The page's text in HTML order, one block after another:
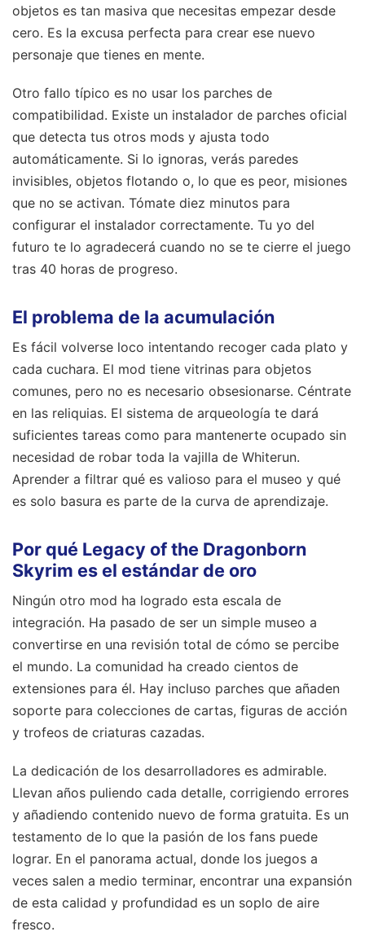
objetos es tan masiva que necesitas empezar desde
cero. Es la excusa perfecta para crear ese nuevo
personaje que tienes en mente.
Otro fallo típico es no usar los parches de
compatibilidad. Existe un instalador de parches oficial
que detecta tus otros mods y ajusta todo
automáticamente. Si lo ignoras, verás paredes
invisibles, objetos flotando o, lo que es peor, misiones
que no se activan. Tómate diez minutos para
configurar el instalador correctamente. Tu yo del
futuro te lo agradecerá cuando no se te cierre el juego
tras 40 horas de progreso.
El problema de la acumulación
Es fácil volverse loco intentando recoger cada plato y
cada cuchara. El mod tiene vitrinas para objetos
comunes, pero no es necesario obsesionarse. Céntrate
en las reliquias. El sistema de arqueología te dará
suficientes tareas como para mantenerte ocupado sin
necesidad de robar toda la vajilla de Whiterun.
Aprender a filtrar qué es valioso para el museo y qué
es solo basura es parte de la curva de aprendizaje.
Por qué Legacy of the Dragonborn
Skyrim es el estándar de oro
Ningún otro mod ha logrado esta escala de
integración. Ha pasado de ser un simple museo a
convertirse en una revisión total de cómo se percibe
el mundo. La comunidad ha creado cientos de
extensiones para él. Hay incluso parches que añaden
soporte para colecciones de cartas, figuras de acción
y trofeos de criaturas cazadas.
La dedicación de los desarrolladores es admirable.
Llevan años puliendo cada detalle, corrigiendo errores
y añadiendo contenido nuevo de forma gratuita. Es un
testamento de lo que la pasión de los fans puede
lograr. En el panorama actual, donde los juegos a
veces salen a medio terminar, encontrar una expansión
de esta calidad y profundidad es un soplo de aire
fresco.